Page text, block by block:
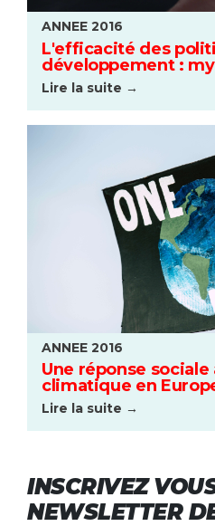
ANNEE 2016
L'efficacité des
développement :
Lire la suite →
ANNEE 2016
Une réponse
climatique en
Lire la suite →
INSCRIVEZ
NEWSLETTER